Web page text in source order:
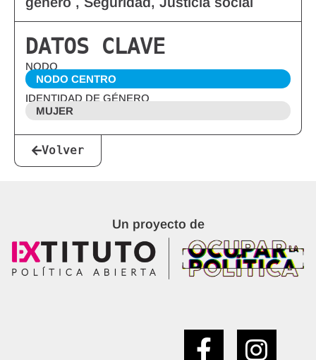
DATOS CLAVE
NODO
NODO CENTRO
IDENTIDAD DE GÉNERO
MUJER
Volver
Un proyecto de